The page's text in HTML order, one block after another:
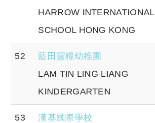
HARROW INTERNATIONAL
SCHOOL HONG KONG
52
藍田靈糧幼稚園
LAM TIN LING LIANG
KINDERGARTEN
53
漢基國際學校